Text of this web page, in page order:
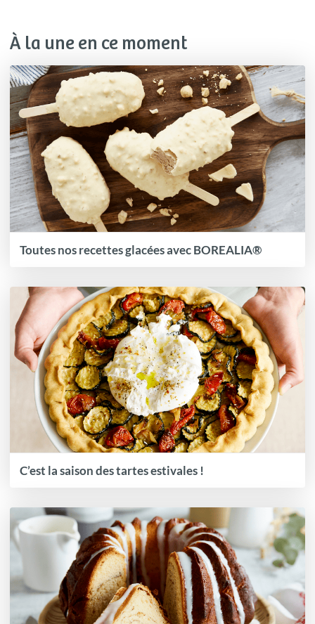
À la une en ce moment
Toutes nos recettes glacées avec BOREALIA®
C’est la saison des tartes estivales !